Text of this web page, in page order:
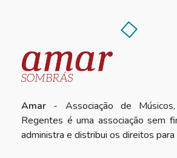
Amar - Associação de
Regentes é uma associação sem
administra e distribui os direitos